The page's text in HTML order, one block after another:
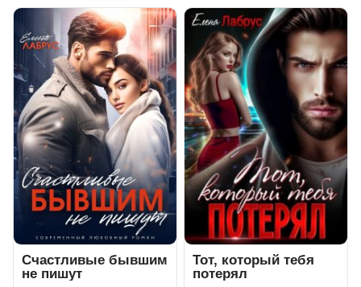
Счастливые бывшим
не пишут
Тот, который тебя
потерял